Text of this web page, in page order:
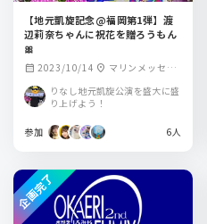
【地元凱旋記念@福岡第1弾】渡
辺莉奈ちゃんに祝花を贈ろうもん
🎀
calendar_month 2023/10/14 location_on マリンメッセ福
りなし地元凱旋公演を盛大に盛
り上げよう！
参加 6人
企画完了